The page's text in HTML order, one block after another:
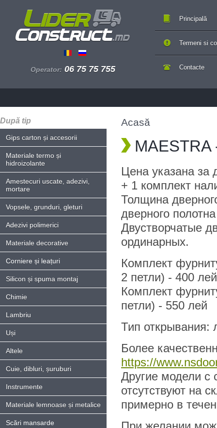
Operator: 06 75 75 755
Principală
Contacte
Termeni si
După tip
Gips carton și accesorii
Materiale termo și
hidroizolante
Amestecuri uscate, adezivi,
mortare
Vopsele, grunduri, gleturi
Adezivi polimerici
Materiale decorative
Corniere și leațuri
Silicon și spuma montaj
Chimie
Lambriu
Uși
Altele
Cuie, dibluri, șuruburi
Instrumente
Materiale lemnoase și metalice
Scări mansarde
Acasă
MAESTRA
Цена указана за
+ 1 комплект
Толщина
дверного
Двустворчатые
ординарных.
Комплект
2 петли) - 400 лей
Комплект
петли) - 550 лей
Тип открывания:
Более
https://
Другие модели с
отсутствуют на
примерно в